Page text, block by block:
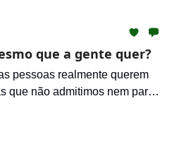
que a gente quer?
pessoas realmente querem
que não admitimos nem para